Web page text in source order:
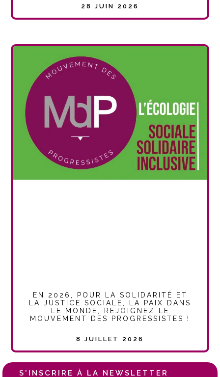
28 JUIN 2026
EN 2026, POUR LA SOLIDARITÉ ET
LA JUSTICE SOCIALE, LA PAIX DANS
LE MONDE, REJOIGNEZ LE
MOUVEMENT DES PROGRESSISTES !
8 JUILLET 2026
S'INSCRIRE À LA NEWSLETTER